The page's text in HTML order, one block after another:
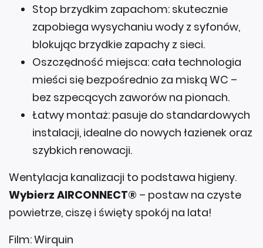
Stop brzydkim zapachom: skutecznie
zapobiega wysychaniu wody z syfonów,
blokując brzydkie zapachy z sieci.
Oszczędność miejsca: cała technologia
mieści się bezpośrednio za miską WC –
bez szpecących zaworów na pionach.
Łatwy montaż: pasuje do standardowych
instalacji, idealne do nowych łazienek oraz
szybkich renowacji.
Wentylacja kanalizacji to podstawa higieny.
Wybierz AIRCONNECT® – postaw na czyste
powietrze, ciszę i święty spokój na lata!
Film: Wirquin